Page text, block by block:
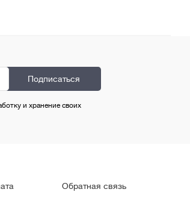
и хранение своих
Обратная связь